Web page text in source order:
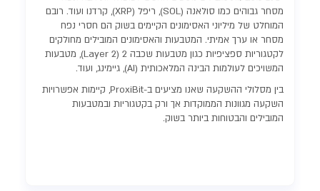
מסחר גבוהים כמו סולאנה (SOL), ריפל (XRP), קרדנו ועוד. רובם
המוחלט של מיליוני האסימונים הקיימים בשוק הם חסרי נפח
מסחר או ערך אמיתי. המטבעות והאסימונים המובילים מחולקים
לקטגוריות ספציפיות כגון מטבעות שכבה 2 (Layer 2), מטבעות
המשויכים לעולמות הבינה המלאכותית (AI), גיימינג, ועוד.
בין מסלולי ההשקעה שאנו מציעים ב-ProxiBit, קיימות אפשרויות
השקעה מגוונות הממוקדות אך ורק בקטגוריות ובמטבעות
המובילים והבטוחות ביותר בשוק.